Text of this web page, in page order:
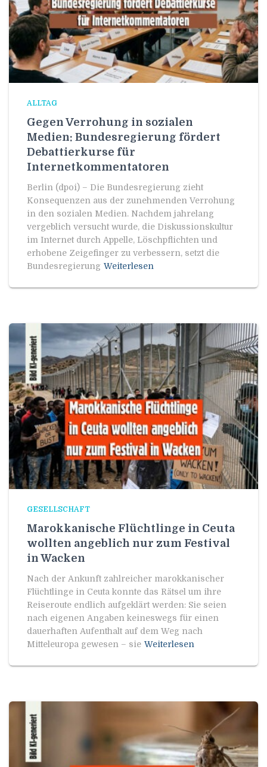
ALLTAG
Gegen Verrohung in sozialen
Medien: Bundesregierung fördert
Debattierkurse für
Internetkommentatoren
Berlin (dpoi) – Die Bundesregierung zieht
Konsequenzen aus der zunehmenden Verrohung
in den sozialen Medien. Nachdem jahrelang
vergeblich versucht wurde, die Diskussionskultur
im Internet durch Appelle, Löschpflichten und
erhobene Zeigefinger zu verbessern, setzt die
Bundesregierung Weiterlesen
GESELLSCHAFT
Marokkanische Flüchtlinge in Ceuta
wollten angeblich nur zum Festival
in Wacken
Nach der Ankunft zahlreicher marokkanischer
Flüchtlinge in Ceuta konnte das Rätsel um ihre
Reiseroute endlich aufgeklärt werden: Sie seien
nach eigenen Angaben keineswegs für einen
dauerhaften Aufenthalt auf dem Weg nach
Mitteleuropa gewesen – sie Weiterlesen